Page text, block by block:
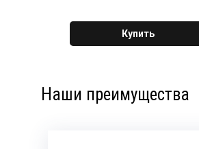
Купить
Наши преимущества